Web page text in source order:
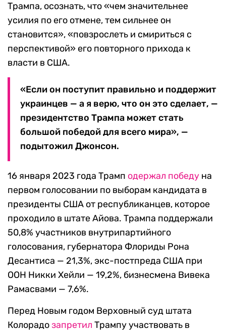
Трампа, осознать, что «чем значительнее
усилия по его отмене, тем сильнее он
становится», «повзрослеть и смириться с
перспективой» его повторного прихода к
власти в США.
«Если он поступит правильно и поддержит
украинцев — а я верю, что он это сделает, —
президентство Трампа может стать
большой победой для всего мира», —
подытожил Джонсон.
16 января 2023 года Трамп одержал победу на
первом голосовании по выборам кандидата в
президенты США от республиканцев, которое
проходило в штате Айова. Трампа поддержали
50,8% участников внутрипартийного
голосования, губернатора Флориды Рона
Десантиса — 21,3%, экс-постпреда США при
ООН Никки Хейли — 19,2%, бизнесмена Вивека
Рамасвами — 7,6%.
Перед Новым годом Верховный суд штата
Колорадозапретил Трампу участвовать в